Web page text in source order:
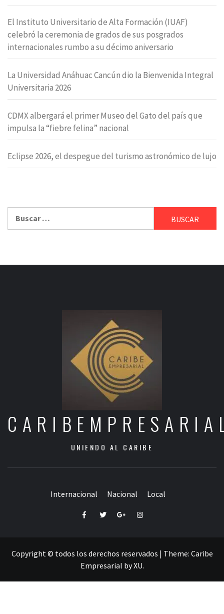
El Instituto Universitario de Alta Formación (IUAF)
celebró la ceremonia de grados de sus posgrados
internacionales rumbo a su décimo aniversario
La Universidad Anáhuac Cancún dio la Bienvenida Integral
Universitaria 2026
CDMX albergará el primer Museo del Gato del país que
impulsa la “fiebre felina” nacional
Eclipse 2026, el despegue del turismo astronómico de lujo
UNIENDO AL CARIBE
Internacional Nacional Local
FacebookTwitterGoogle+Instagram
Copyright © todos los derechos reservados | Theme: Caribe
Empresarial byXU.